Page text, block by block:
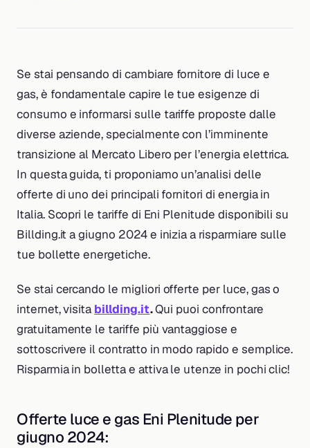
Se stai pensando di cambiare fornitore di luce e
gas, è fondamentale capire le tue esigenze di
consumo e informarsi sulle tariffe proposte dalle
diverse aziende, specialmente con l’imminente
transizione al Mercato Libero per l’energia elettrica.
In questa guida, ti proponiamo un’analisi delle
offerte di uno dei principali fornitori di energia in
Italia. Scopri le tariffe di Eni Plenitude disponibili su
Billding.it a giugno 2024 e inizia a risparmiare sulle
tue bollette energetiche.
Se stai cercando le migliori offerte per luce, gas o
internet, visita billding.it.Qui puoi confrontare
gratuitamente le tariffe più vantaggiose e
sottoscrivere il contratto in modo rapido e semplice.
Risparmia in bolletta e attiva le utenze in pochi clic!
Offerte luce e gas Eni Plenitude per
giugno 2024: